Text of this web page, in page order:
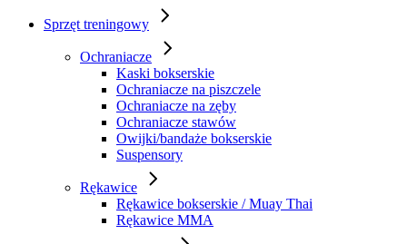
Sprzęt treningowy
Ochraniacze
Kaski bokserskie
Ochraniacze na piszczele
Ochraniacze na zęby
Ochraniacze stawów
Owijki/bandaże bokserskie
Suspensory
Rękawice
Rękawice bokserskie / Muay Thai
Rękawice MMA